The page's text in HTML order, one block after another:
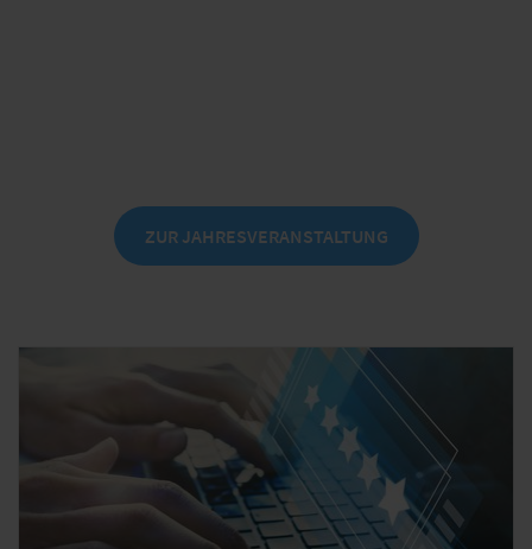
ZUR JAHRESVERANSTALTUNG